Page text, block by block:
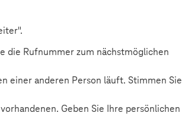
die Rufnummer zum nächstmöglichen
einer anderen Person läuft. Stimmen Sie
Geben Sie Ihre persönlichen